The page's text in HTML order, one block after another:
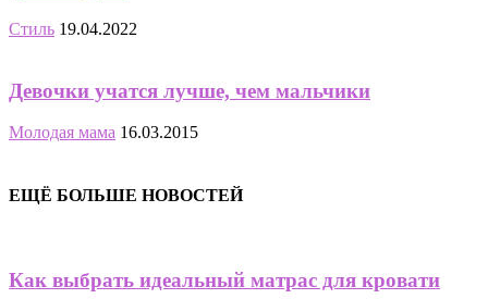
Стиль 19.04.2022
Девочки учатся лучше, чем мальчики
Молодая мама 16.03.2015
ЕЩЁ БОЛЬШЕ НОВОСТЕЙ
Как выбрать идеальный матрас для кровати